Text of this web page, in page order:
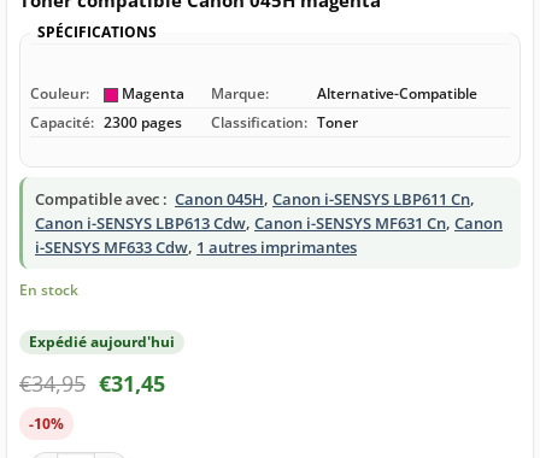
SPÉCIFICATIONS
Couleur: Magenta Marque:
Alternative-Compatible
Capacité: 2300 pages Classification: Toner
Compatible avec : Canon 045H, Canon i-SENSYS LBP611 Cn,
Canon i-SENSYS LBP613 Cdw, Canon i-SENSYS MF631 Cn, Canon
i-SENSYS MF633 Cdw, 1 autres imprimantes
En stock
Expédié aujourd'hui
€34,95 €31,45
-10%